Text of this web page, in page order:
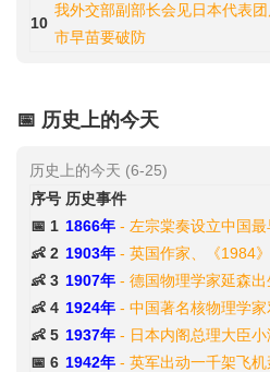
10
我外交部副部长会见日本代表
市早苗要破防
📅 历史上的今天
历史上的今天 (6-25)
序号 历史事件
📅 1 1866年 - 左宗棠奏设立中国
👶 2 1903年 - 英国作家、《1984
👶 3 1907年 - 德国物理学家延森出
👶 4 1924年 - 中国著名核物理学
👶 5 1937年 - 日本内阁总理大臣
📅 6 1942年 - 英军出动一千架飞